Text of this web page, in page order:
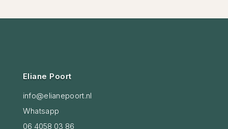
Eliane Poort
info@elianepoort.nl
Whatsapp
06 4058 03 86